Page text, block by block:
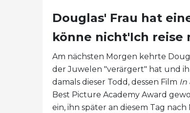
Douglas' Frau hat
könne nicht'Ich reise
Am nächsten Morgen kehrte
der Juwelen "verärgert" hat und
damals dieser Todd, dessen Film In
Best Picture Academy Award
ein, ihn später an diesem Tag